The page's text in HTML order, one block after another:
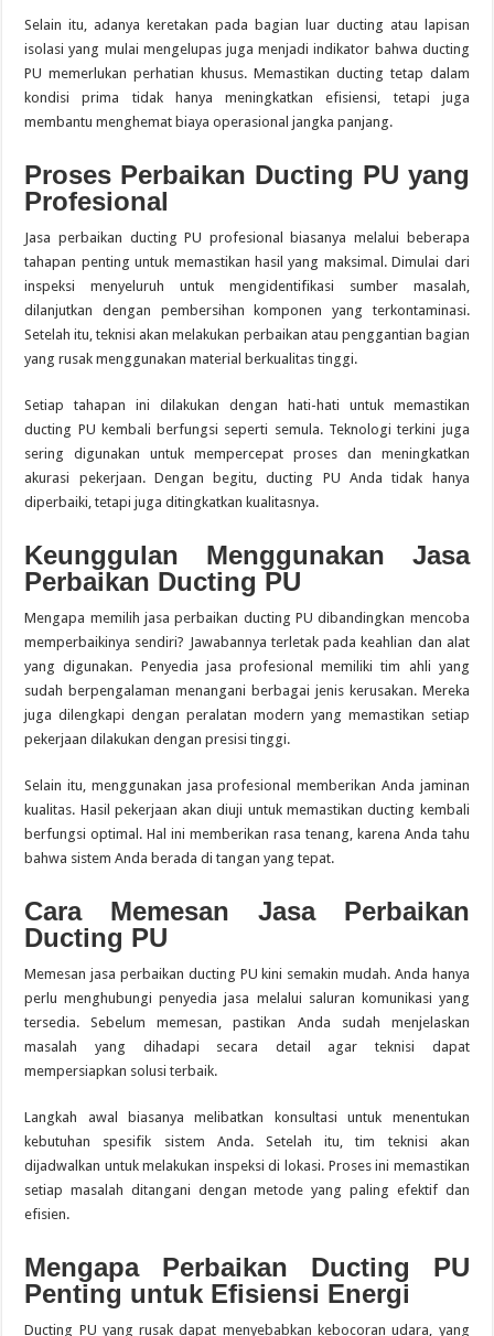
Selain itu, adanya keretakan pada bagian luar ducting atau lapisan
isolasi yang mulai mengelupas juga menjadi indikator bahwa ducting
PU memerlukan perhatian khusus. Memastikan ducting tetap dalam
kondisi prima tidak hanya meningkatkan efisiensi, tetapi juga
membantu menghemat biaya operasional jangka panjang.
Proses Perbaikan Ducting PU yang
Profesional
Jasa perbaikan ducting PU profesional biasanya melalui beberapa
tahapan penting untuk memastikan hasil yang maksimal. Dimulai dari
inspeksi menyeluruh untuk mengidentifikasi sumber masalah,
dilanjutkan dengan pembersihan komponen yang terkontaminasi.
Setelah itu, teknisi akan melakukan perbaikan atau penggantian bagian
yang rusak menggunakan material berkualitas tinggi.
Setiap tahapan ini dilakukan dengan hati-hati untuk memastikan
ducting PU kembali berfungsi seperti semula. Teknologi terkini juga
sering digunakan untuk mempercepat proses dan meningkatkan
akurasi pekerjaan. Dengan begitu, ducting PU Anda tidak hanya
diperbaiki, tetapi juga ditingkatkan kualitasnya.
Keunggulan Menggunakan Jasa
Perbaikan Ducting PU
Mengapa memilih jasa perbaikan ducting PU dibandingkan mencoba
memperbaikinya sendiri? Jawabannya terletak pada keahlian dan alat
yang digunakan. Penyedia jasa profesional memiliki tim ahli yang
sudah berpengalaman menangani berbagai jenis kerusakan. Mereka
juga dilengkapi dengan peralatan modern yang memastikan setiap
pekerjaan dilakukan dengan presisi tinggi.
Selain itu, menggunakan jasa profesional memberikan Anda jaminan
kualitas. Hasil pekerjaan akan diuji untuk memastikan ducting kembali
berfungsi optimal. Hal ini memberikan rasa tenang, karena Anda tahu
bahwa sistem Anda berada di tangan yang tepat.
Cara Memesan Jasa Perbaikan
Ducting PU
Memesan jasa perbaikan ducting PU kini semakin mudah. Anda hanya
perlu menghubungi penyedia jasa melalui saluran komunikasi yang
tersedia. Sebelum memesan, pastikan Anda sudah menjelaskan
masalah yang dihadapi secara detail agar teknisi dapat
mempersiapkan solusi terbaik.
Langkah awal biasanya melibatkan konsultasi untuk menentukan
kebutuhan spesifik sistem Anda. Setelah itu, tim teknisi akan
dijadwalkan untuk melakukan inspeksi di lokasi. Proses ini memastikan
setiap masalah ditangani dengan metode yang paling efektif dan
efisien.
Mengapa Perbaikan Ducting PU
Penting untuk Efisiensi Energi
Ducting PU yang rusak dapat menyebabkan kebocoran udara, yang